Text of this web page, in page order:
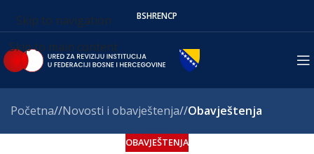
Skip to navigation
Skip to main content
BSHRENСР
Početna/ Novosti i obavještenja/ Obavještenja
OBAVJEŠTENJA